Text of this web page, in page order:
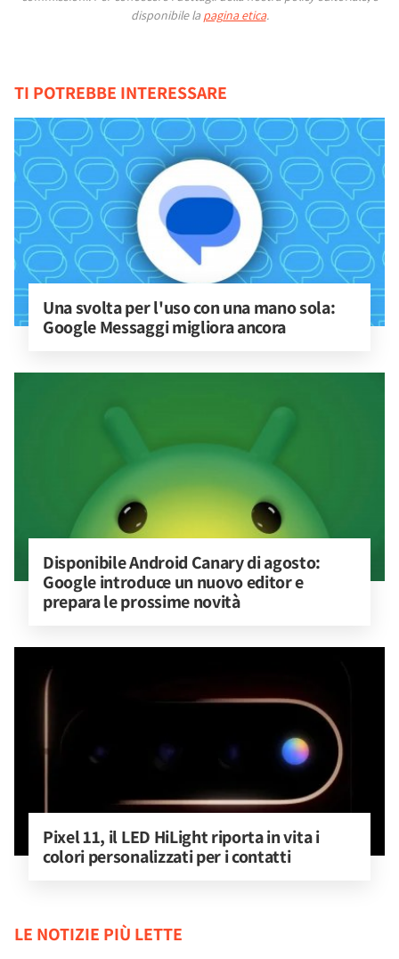
disponibile la pagina etica.
TI POTREBBE INTERESSARE
Una svolta per l'uso con una mano sola:
Google Messaggi migliora ancora
Disponibile Android Canary di agosto:
Google introduce un nuovo editor e
prepara le prossime novità
Pixel 11, il LED HiLight riporta in vita i
colori personalizzati per i contatti
LE NOTIZIE PIÙ LETTE